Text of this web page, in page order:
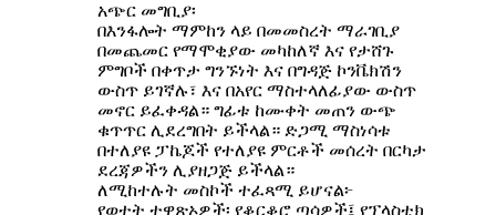
አጭር መግቢያ፡
በእንፋሎት ማምከን ላይ በመመስረት ማራገቢያ
በመጨመር የማሞቂያው መካከለኛ እና የታሸጉ
ምግቦች በቀጥታ ግንኙነት እና በግዳጅ ኮንቬክሽን
ውስጥ ይገኛሉ፣ እና በአየር ማስተላለፊያው ውስጥ
መኖር ይፈቀዳል። ግፊቱ ከሙቀት መጠን ውጭ
ቁጥጥር ሊደረግበት ይችላል። ድጋሚ ማስነሳቱ
በተለያዩ ፓኬጆች የተለያዩ ምርቶች መሰረት በርካታ
ደረጃዎችን ሊያዘጋጅ ይችላል።
ለሚከተሉት መስኮች ተፈጻሚ ይሆናል፦
የወተት ተዋጽኦዎች፡ የቆርቆሮ ጣሳዎች፤ የፕላስቲክ